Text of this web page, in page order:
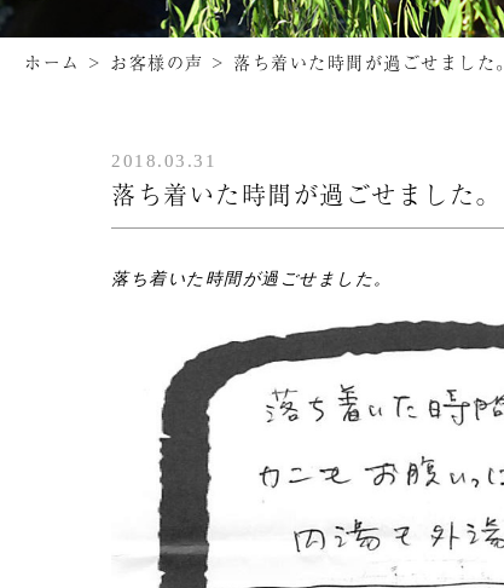
ホーム > お客様の声 > 落ち着いた時間が過ごせました。
2018.03.31
落ち着いた時間が過ごせました。
落ち着いた時間が過ごせました。